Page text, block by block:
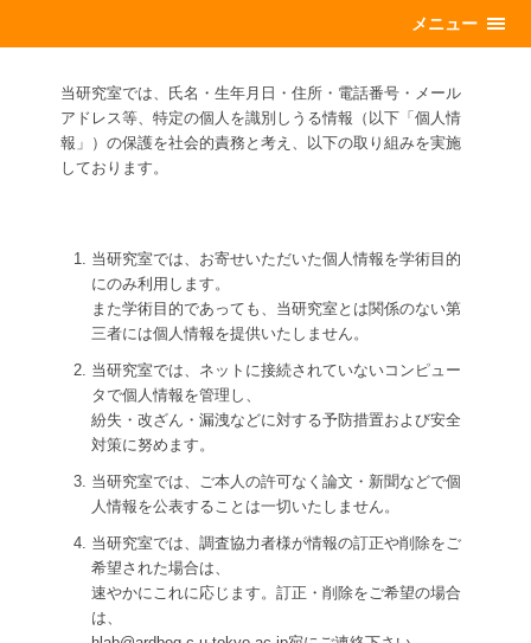
メニュー
当研究室では、氏名・生年月日・住所・電話番号・メール
アドレス等、特定の個人を識別しうる情報（以下「個人情
報」）の保護を社会的責務と考え、以下の取り組みを実施
しております。
当研究室では、お寄せいただいた個人情報を学術目的
にのみ利用します。
また学術目的であっても、当研究室とは関係のない第
三者には個人情報を提供いたしません。
当研究室では、ネットに接続されていないコンピュー
タで個人情報を管理し、
紛失・改ざん・漏洩などに対する予防措置および安全
対策に努めます。
当研究室では、ご本人の許可なく論文・新聞などで個
人情報を公表することは一切いたしません。
当研究室では、調査協力者様が情報の訂正や削除をご
希望された場合は、
速やかにこれに応じます。訂正・削除をご希望の場合
は、